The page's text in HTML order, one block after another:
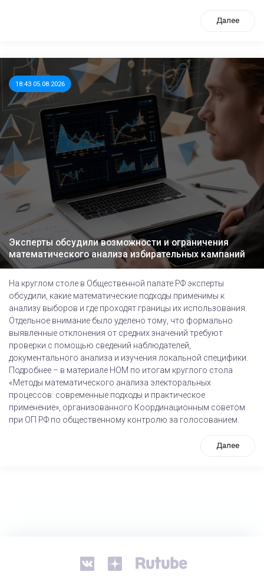
Далее
18:43 05.08.2026
Эксперты обсудили возможности и ограничения
математического анализа избирательных кампаний
На круглом столе в Общественной палате РФ эксперты
обсудили, какие математические подходы применимы к
анализу выборов и где проходят границы их использования.
Отдельное внимание было уделено тому, что формально
выявленные отклонения от средних значений требуют
проверки с помощью сведений наблюдателей,
документального анализа и изучения локальной специфики.
Подробнее – в материале НОМ по итогам круглого стола
«Методы математического анализа электоральных
процессов: современные подходы и практическое
применение», организованного Координационным советом
при ОП РФ по общественному контролю за голосованием.
Далее